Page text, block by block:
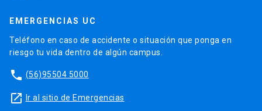
EMERGENCIAS UC
Teléfono en caso de accidente o situación que ponga en
riesgo tu vida dentro de algún campus.
phone (56)95504 5000
launch Ir al sitio de Emergencias